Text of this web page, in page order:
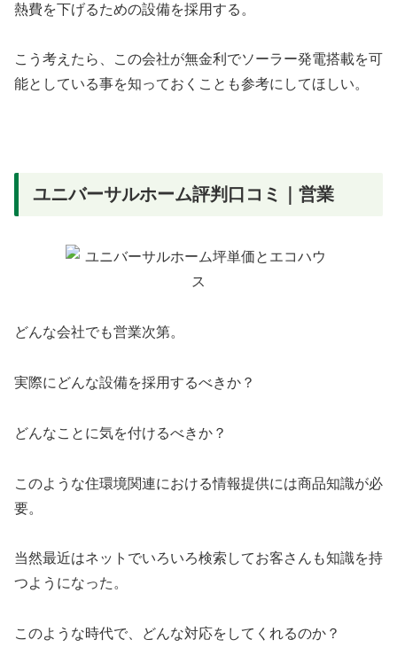
熱費を下げるための設備を採用する。
こう考えたら、この会社が無金利でソーラー発電搭載を可
能としている事を知っておくことも参考にしてほしい。
ユニバーサルホーム評判口コミ｜営業
どんな会社でも営業次第。
実際にどんな設備を採用するべきか？
どんなことに気を付けるべきか？
このような住環境関連における情報提供には商品知識が必
要。
当然最近はネットでいろいろ検索してお客さんも知識を持
つようになった。
このような時代で、どんな対応をしてくれるのか？